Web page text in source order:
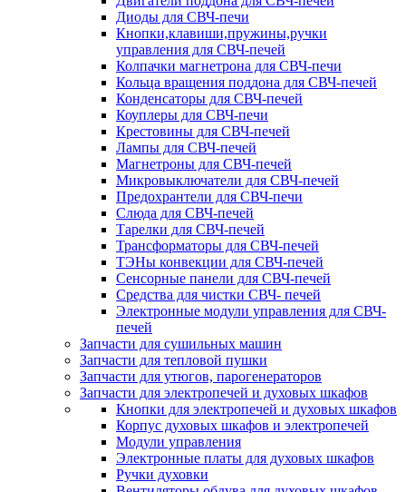
Диоды для СВЧ-печи
Кнопки,клавиши,пружины,ручки
управления для СВЧ-печей
Колпачки магнетрона для СВЧ-печи
Кольца вращения поддона для СВЧ-печей
Конденсаторы для СВЧ-печей
Коуплеры для СВЧ-печи
Крестовины для СВЧ-печей
Лампы для СВЧ-печей
Магнетроны для СВЧ-печей
Микровыключатели для СВЧ-печей
Предохрантели для СВЧ-печи
Слюда для СВЧ-печей
Тарелки для СВЧ-печей
Трансформаторы для СВЧ-печей
ТЭНы конвекции для СВЧ-печей
Сенсорные панели для СВЧ-печей
Средства для чистки СВЧ- печей
Электронные модули управления для СВЧ-
печей
Запчасти для сушильных машин
Запчасти для тепловой пушки
Запчасти для утюгов, парогенераторов
Запчасти для электропечей и духовых шкафов
Кнопки для электропечей и духовых шкафов
Корпус духовых шкафов и электропечей
Модули управления
Электронные платы для духовых шкафов
Ручки духовки